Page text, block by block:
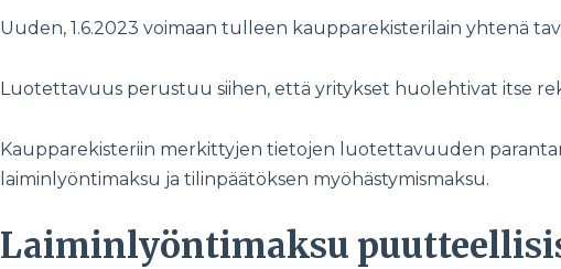
Uuden, 1.6.2023 voimaan tulleen kaupparekisterilain yhtenä
Luotettavuus perustuu siihen, että yritykset huolehtivat itse
Kaupparekisteriin merkittyjen tietojen luotettavuuden
laiminlyöntimaksu ja tilinpäätöksen myöhästymismaksu.
Laiminlyöntimaksu